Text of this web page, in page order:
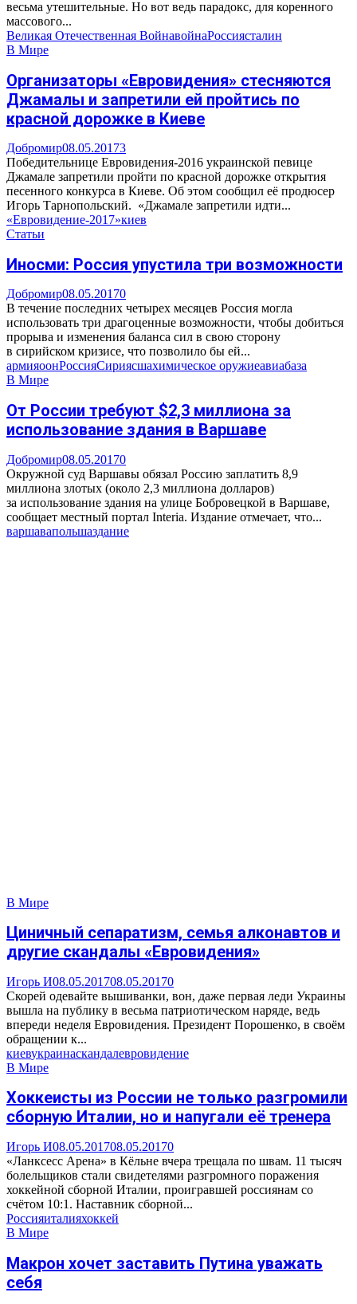
весьма утешительные. Но вот ведь парадокс, для коренного
массового...
Великая Отечественная ВойнавойнаРоссиясталин
В Мире
Организаторы «Евровидения» стесняются
Джамалы и запретили ей пройтись по
красной дорожке в Киеве
Добромир08.05.20173
Победительнице Евровидения-2016 украинской певице
Джамале запретили пройти по красной дорожке открытия
песенного конкурса в Киеве. Об этом сообщил её продюсер
Игорь Тарнопольский. «Джамале запретили идти...
«Евровидение-2017»киев
Статьи
Иносми: Россия упустила три возможности
Добромир08.05.20170
В течение последних четырех месяцев Россия могла
использовать три драгоценные возможности, чтобы добиться
прорыва и изменения баланса сил в свою сторону
в сирийском кризисе, что позволило бы ей...
армияоонРоссияСириясшахимическое оружиеавиабаза
В Мире
От России требуют $2,3 миллиона за
использование здания в Варшаве
Добромир08.05.20170
Окружной суд Варшавы обязал Россию заплатить 8,9
миллиона злотых (около 2,3 миллиона долларов)
за использование здания на улице Бобровецкой в Варшаве,
сообщает местный портал Interia. Издание отмечает, что...
варшавапольшаздание
В Мире
Циничный сепаратизм, семья алконавтов и
другие скандалы «Евровидения»
Игорь И08.05.201708.05.20170
Скорей одевайте вышиванки, вон, даже первая леди Украины
вышла на публику в весьма патриотическом наряде, ведь
впереди неделя Евровидения. Президент Порошенко, в своём
обращении к...
киевукраинаскандалевровидение
В Мире
Хоккеисты из России не только разгромили
сборную Италии, но и напугали её тренера
Игорь И08.05.201708.05.20170
«Ланксесс Арена» в Кёльне вчера трещала по швам. 11 тысяч
болельщиков стали свидетелями разгромного поражения
хоккейной сборной Италии, проигравшей россиянам со
счётом 10:1. Наставник сборной...
Россияиталияхоккей
В Мире
Макрон хочет заставить Путина уважать
себя